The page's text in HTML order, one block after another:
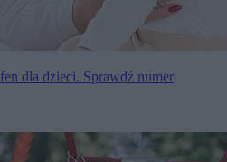
dla dzieci. Sprawdź numer